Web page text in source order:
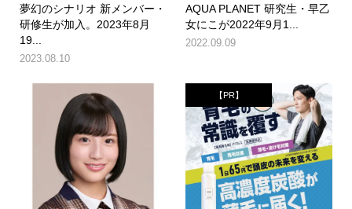
夢幻のシナリオ 新メンバー・
研修生が加入。2023年8月
19...
2023.08.10
AQUA PLANET 研究生・早乙
女にこが2022年9月1...
2022.09.09
【PR】